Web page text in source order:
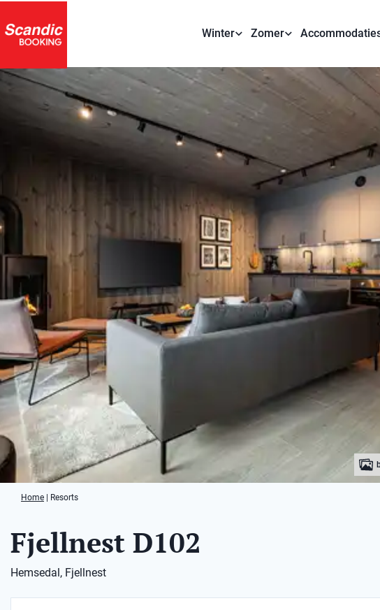
Winter Zomer
Home Resorts
Fjellnest D102
Hemsedal, Fjellnest